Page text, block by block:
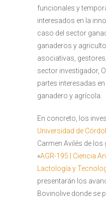
funcionales y
interesados en la
caso del sector
ganaderos y
asociativas,
sector investigador,
partes interesadas
ganadero y agrícola.
En concreto, los
Universidad de
Carmen Avilés de
«AGR-195 | Ciencia
Lactología y
presentarán los
Bovinolive donde se